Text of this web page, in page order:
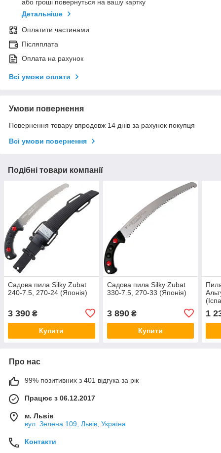
або гроші повернуться на вашу картку
Детальніше
Оплатити частинами
Післяплата
Оплата на рахунок
Всі умови оплати
Умови повернення
Повернення товару впродовж 14 днів за рахунок покупця
Всі умови повернення
Подібні товари компанії
Садова пила Silky Zubat
240-7.5, 270-24 (Японія)
3 390 ₴
Купити
Садова пила Silky Zubat
330-7.5, 270-33 (Японія)
3 890₴
Купити
1
Про нас
99% позитивних з 401 відгука за рік
Працює з 06.12.2017
м. Львів
вул. Зелена 109, Львів, Україна
Контакти